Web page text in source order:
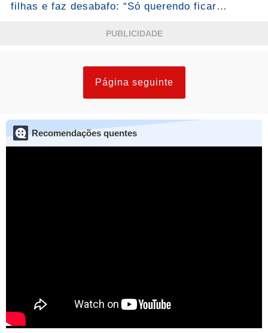
filhas e faz desabafo: “Só querendo ficar
PUBLICIDADE
Página seguinte
Recomendações quentes